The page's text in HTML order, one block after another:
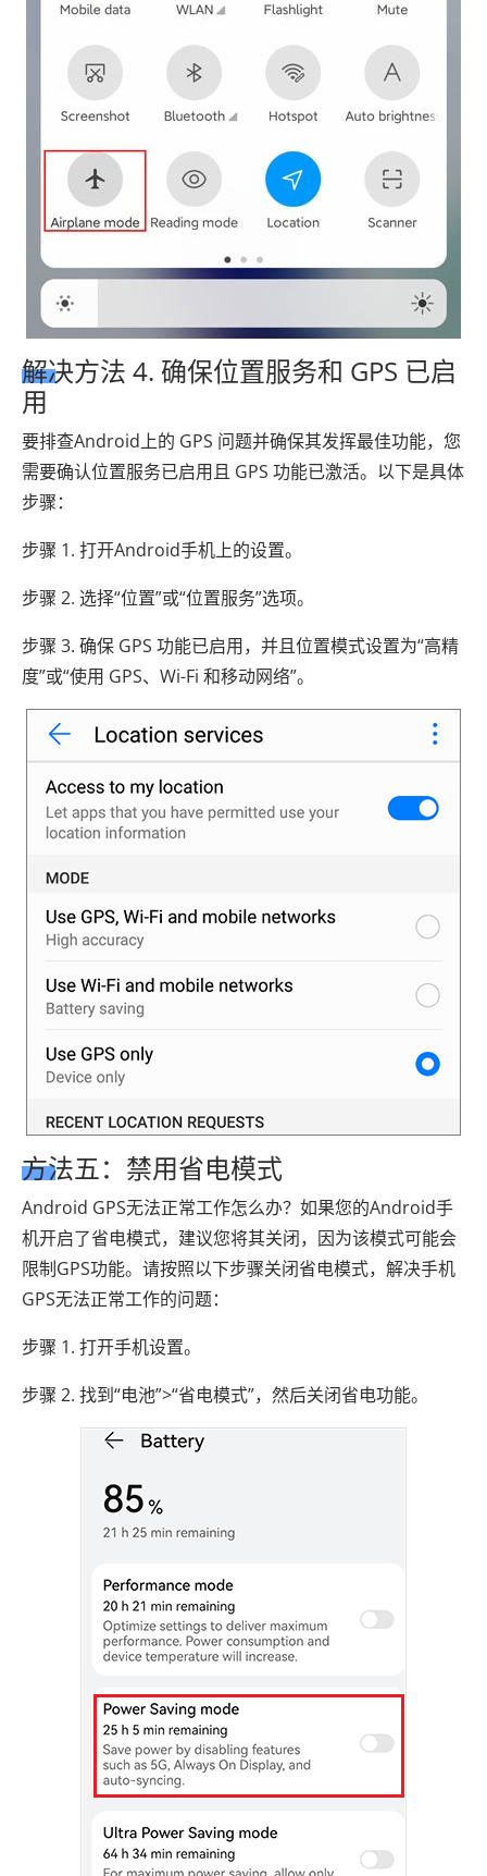
解决方法 4. 确保位置服务和 GPS 已启
用
要排查Android上的 GPS 问题并确保其发挥最佳功能，您
需要确认位置服务已启用且 GPS 功能已激活。以下是具体
步骤：
步骤 1. 打开Android手机上的设置。
步骤 2. 选择“位置”或“位置服务”选项。
步骤 3. 确保 GPS 功能已启用，并且位置模式设置为“高精
度”或“使用 GPS、Wi-Fi 和移动网络”。
方法五：禁用省电模式
Android GPS无法正常工作怎么办？如果您的Android手
机开启了省电模式，建议您将其关闭，因为该模式可能会
限制GPS功能。请按照以下步骤关闭省电模式，解决手机
GPS无法正常工作的问题：
步骤 1. 打开手机设置。
步骤 2. 找到“电池”>“省电模式”，然后关闭省电功能。